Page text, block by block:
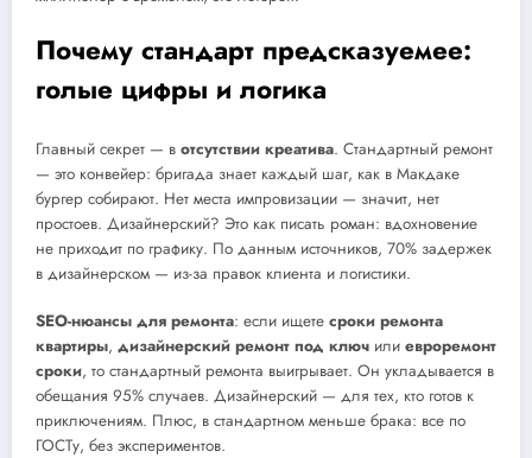
Почему стандарт предсказуемее:
голые цифры и логика
Главный секрет — в отсутствии креатива. Стандартный ремонт
— это конвейер: бригада знает каждый шаг, как в Макдаке
бургер собирают. Нет места импровизации — значит, нет
простоев. Дизайнерский? Это как писать роман: вдохновение
не приходит по графику. По данным источников, 70% задержек
в дизайнерском — из-за правок клиента и логистики.
SEO-нюансы для ремонта: если ищете сроки ремонта
квартиры, дизайнерский ремонт под ключ или евроремонт
сроки, то стандартный ремонта выигрывает. Он укладывается в
обещания 95% случаев. Дизайнерский — для тех, кто готов к
приключениям. Плюс, в стандартном меньше брака: все по
ГОСТу, без экспериментов.